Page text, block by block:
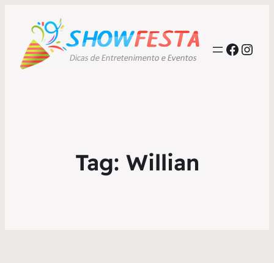
Tag: Willian